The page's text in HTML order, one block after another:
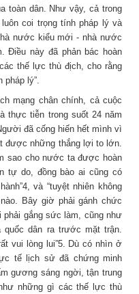
toàn dân. Như vậy, cả trong
coi trọng tính pháp lý và
nước kiểu mới - nhà nước
Điều này đã phản bác hoàn
thế lực thù địch, cho rằng
lý”.
mạng chân chính, cả cuộc
thực tiễn trong suốt 24 năm
đã cống hiến hết mình vì
được những thắng lợi to lớn.
sao cho nước ta được hoàn
tự do, đồng bào ai cũng có
và “tuyệt nhiên không
Bây giờ phải gánh chức
gắng sức làm, cũng như
dân ra trước mặt trận.
vui lòng lui”5. Dù có nhìn ở
tế lịch sử đã chứng minh
gương sáng ngời, tận trung
những gì các thế lực thù